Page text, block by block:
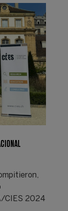
CIES 2024